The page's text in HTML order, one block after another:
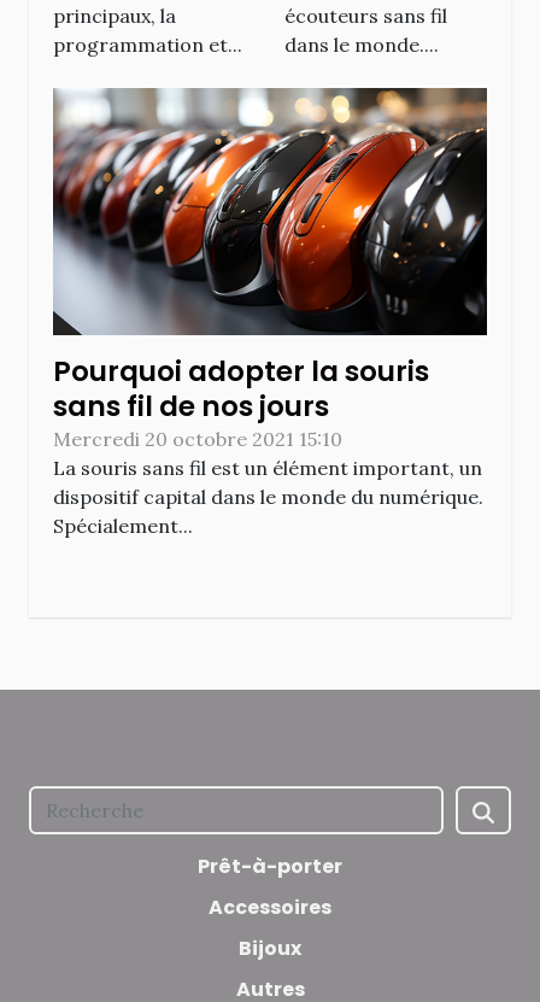
principaux, la
programmation et...
écouteurs sans fil
dans le monde....
Pourquoi adopter la souris
sans fil de nos jours
Mercredi 20 octobre 2021 15:10
La souris sans fil est un élément important, un
dispositif capital dans le monde du numérique.
Spécialement...
Prêt-à-porter
Accessoires
Bijoux
Autres